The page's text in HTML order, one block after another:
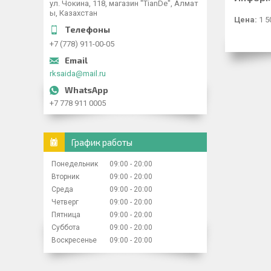
Цена: 1
ул. Чокина, 118, магазин "TianDe", Алмат
ы, Казахстан
+7 (778) 911-00-05
rksaida@mail.ru
+7 778 911 0005
График работы
Понедельник 09:00
20:00
Вторник
09:00
20:00
Среда
09:00
20:00
Четверг
09:00
20:00
Пятница
09:00
20:00
Суббота
09:00
20:00
Воскресенье
09:00 20:00